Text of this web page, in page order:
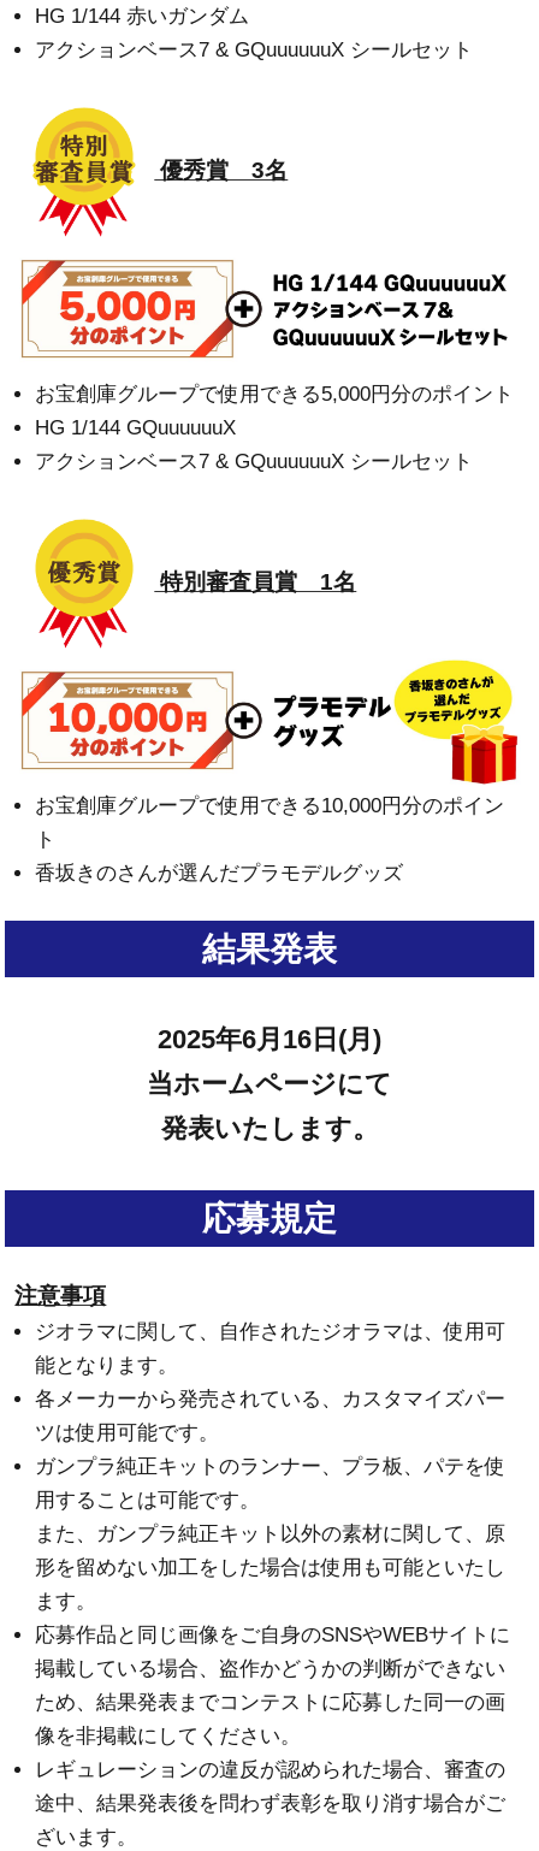
HG 1/144 赤いガンダム
アクションベース7 & GQuuuuuuX シールセット
優秀賞 3名
お宝創庫グループで使用できる5,000円分のポイント
HG 1/144 GQuuuuuuX
アクションベース7 & GQuuuuuuX シールセット
特別審査員賞 1名
お宝創庫グループで使用できる10,000円分のポイン
ト
香坂きのさんが選んだプラモデルグッズ
結果発表
2025年6月16日(月)
当ホームページにて
発表いたします。
応募規定
注意事項
ジオラマに関して、自作されたジオラマは、使用可
能となります。
各メーカーから発売されている、カスタマイズパー
ツは使用可能です。
ガンプラ純正キットのランナー、プラ板、パテを使
用することは可能です。
また、ガンプラ純正キット以外の素材に関して、原
形を留めない加工をした場合は使用も可能といたし
ます。
応募作品と同じ画像をご自身のSNSやWEBサイトに
掲載している場合、盗作かどうかの判断ができない
ため、結果発表までコンテストに応募した同一の画
像を非掲載にしてください。
レギュレーションの違反が認められた場合、審査の
途中、結果発表後を問わず表彰を取り消す場合がご
ざいます。